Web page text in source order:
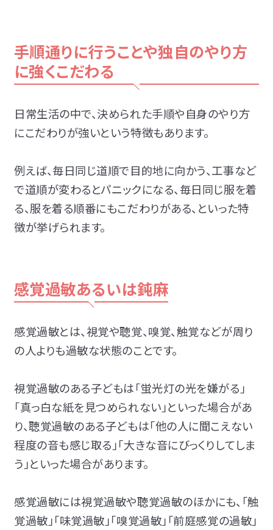
手順通りに行うことや独自のやり方
に強くこだわる
日常生活の中で、決められた手順や自身のやり方
にこだわりが強いという特徴もあります。
例えば、毎日同じ道順で目的地に向かう、工事など
で道順が変わるとパニックになる、毎日同じ服を着
る、服を着る順番にもこだわりがある、といった特
徴が挙げられます。
感覚過敏あるいは鈍麻
感覚過敏とは、視覚や聴覚、嗅覚、触覚などが周り
の人よりも過敏な状態のことです。
視覚過敏のある子どもは「蛍光灯の光を嫌がる」
「真っ白な紙を見つめられない」といった場合があ
り、聴覚過敏のある子どもは「他の人に聞こえない
程度の音も感じ取る」「大きな音にびっくりしてしま
う」といった場合があります。
感覚過敏には視覚過敏や聴覚過敏のほかにも、「触
覚過敏」「味覚過敏」「嗅覚過敏」「前庭感覚の過敏」